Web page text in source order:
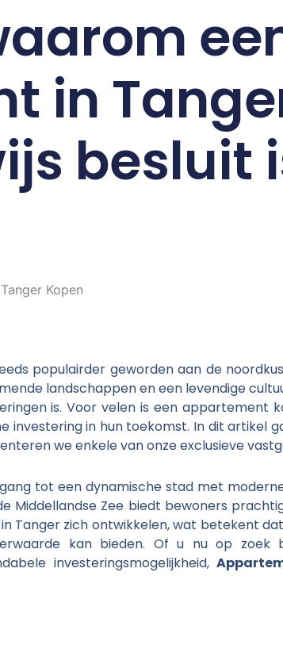
in
besluit
populairder geworden aan de
landschappen en een levendige
is. Voor velen is een appartement
investering in hun toekomst. In dit artikel
we enkele van onze exclusieve
tot een dynamische stad met
Middellandse Zee biedt bewoners
Tanger zich ontwikkelen, wat betekent
kan bieden. Of u nu op zoek
investeringsmogelijkheid,